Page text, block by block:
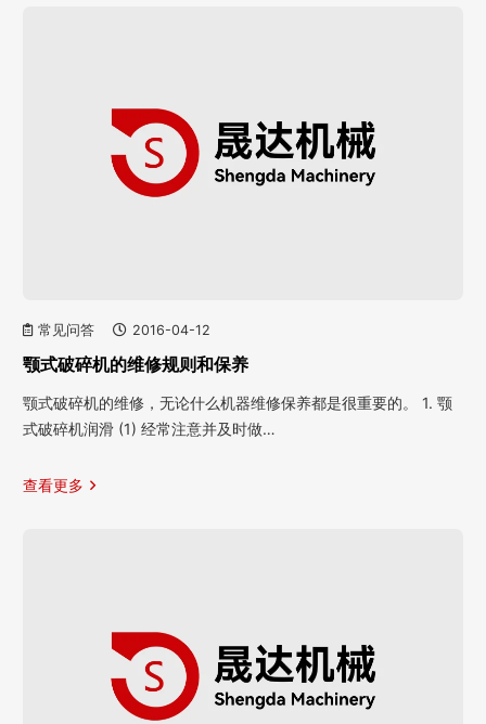
常见问答 2016-04-12
颚式破碎机的维修规则和保养
颚式破碎机的维修，无论什么机器维修保养都是很重要的。 1. 颚
式破碎机润滑 (1) 经常注意并及时做…
查看更多